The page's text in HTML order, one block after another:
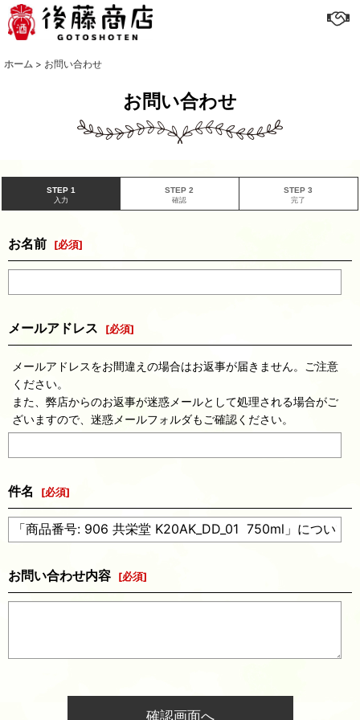
ホーム > お問い合わせ
お問い合わせ
STEP 1
入力
STEP 2
確認
STEP 3
完了
お名前 [必須]
メールアドレス [必須]
メールアドレスをお間違えの場合はお返事が届きません。ご注意
ください。
また、弊店からのお返事が迷惑メールとして処理される場合がご
ざいますので、迷惑メールフォルダもご確認ください。
件名 [必須]
お問い合わせ内容 [必須]
確認画面へ